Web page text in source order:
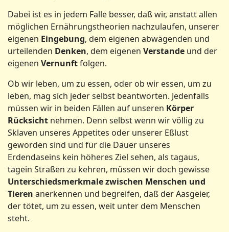
Dabei ist es in jedem Falle besser, daß wir, anstatt allen
möglichen Ernährungstheorien nachzulaufen, unserer
eigenen Eingebung, dem eigenen abwägenden und
urteilenden Denken, dem eigenen Verstande und der
eigenen Vernunftfolgen.
Ob wir leben, um zu essen, oder ob wir essen, um zu
leben, mag sich jeder selbst beantworten. Jedenfalls
müssen wir in beiden Fällen auf unseren Körper
Rücksicht nehmen. Denn selbst wenn wir völlig zu
Sklaven unseres Appetites oder unserer Eßlust
geworden sind und für die Dauer unseres
Erdendaseins kein höheres Ziel sehen, als tagaus,
tagein Straßen zu kehren, müssen wir doch gewisse
Unterschiedsmerkmale zwischen Menschen und
Tieren anerkennen und begreifen, daß der Aasgeier,
der tötet, um zu essen, weit unter dem Menschen
steht.